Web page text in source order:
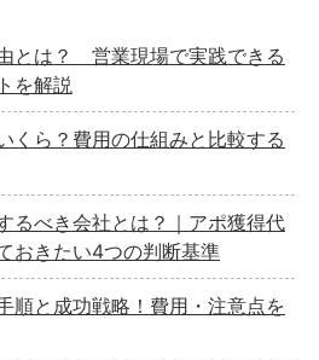
湯室
次へ
とは？ 営業現場で実践できる
を解説
くら？費用の仕組みと比較する
るべき会社とは？｜アポ獲得代
おきたい4つの判断基準
順と成功戦略！費用・注意点を